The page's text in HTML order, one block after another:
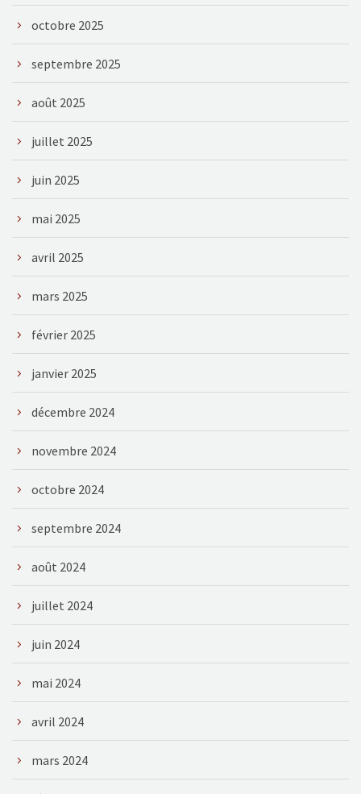
octobre 2025
septembre 2025
août 2025
juillet 2025
juin 2025
mai 2025
avril 2025
mars 2025
février 2025
janvier 2025
décembre 2024
novembre 2024
octobre 2024
septembre 2024
août 2024
juillet 2024
juin 2024
mai 2024
avril 2024
mars 2024